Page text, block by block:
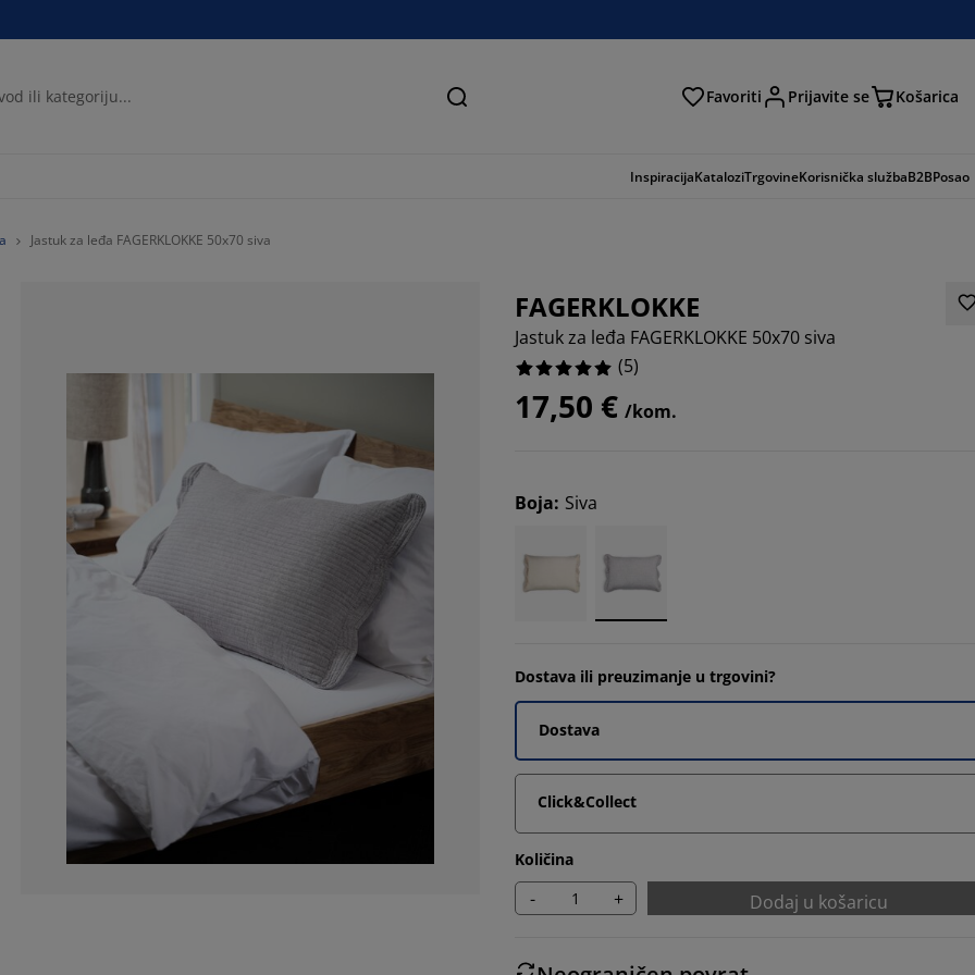
Pretraga Favoriti Prijavite se Košarica
InspiracijaKataloziTrgovineKorisnička službaB2BPosao
Jastuk za leđa FAGERKLOKKE 50x70 siva
FAGERKLOKKE
Jastuk za leđa FAGERKLOKKE 50x70 siva
(5)
17,50 € /kom.
Boja: Siva
Dostava ili preuzimanje u trgovini?
Dostava
Click&Collect
Količina
- + Dodaj u košaricu